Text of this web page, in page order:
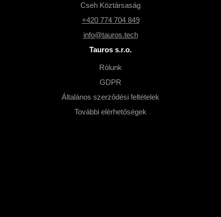
Cseh Köztársaság
+420 774 704 849
info@tauros.tech
Tauros s.r.o.
Rólunk
GDPR
Általános szerződési feltételek
További elérhetőségek